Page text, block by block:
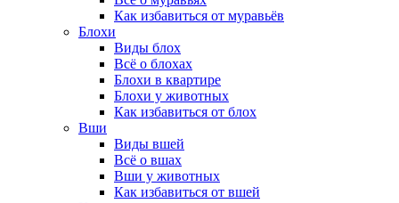
Как избавиться от муравьёв
Блохи
Виды блох
Всё о блохах
Блохи в квартире
Блохи у животных
Как избавиться от блох
Вши
Виды вшей
Всё о вшах
Вши у животных
Как избавиться от вшей